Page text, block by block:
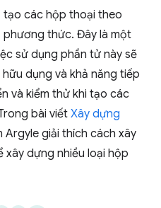
tạo các hộp thoại theo
thức. Đây là một
sử dụng phần tử này sẽ
dụng và khả năng tiếp
và kiểm thử khi tạo các
bài viếtXây dựng
Argyle giải thích cách xây
dựng nhiều loại hộp